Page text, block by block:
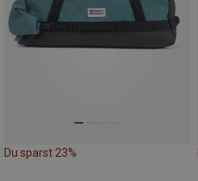
Du sparst 23%